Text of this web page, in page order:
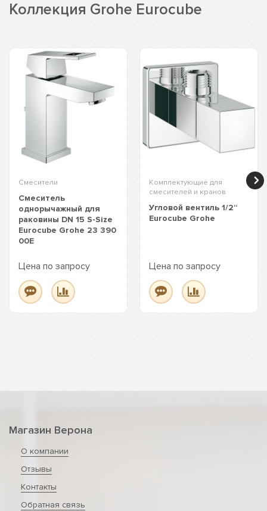
Коллекция Grohe Eurocube
Смесители
Смеситель
однорычажный для
раковины DN 15 S-Size
Eurocube Grohe 23 390
00E
Цена по запросу
Комплектующие для
смесителей и кранов
Угловой вентиль 1/2“
Eurocube Grohe
Цена по запросу
Магазин Верона
О компании
Отзывы
Контакты
Обратная связь